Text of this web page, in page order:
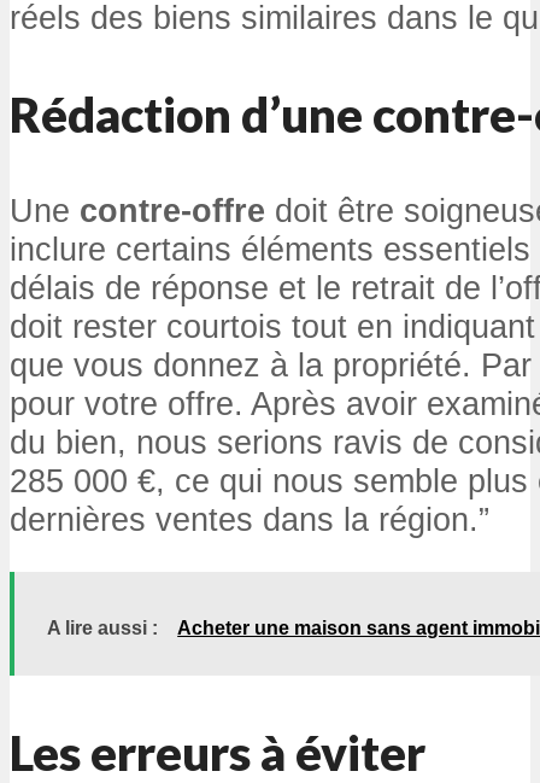
réels des biens similaires dans le
Rédaction d’une
Une contre-offre doit être
inclure certains éléments
délais de réponse et le retrait de
doit rester courtois tout en
que vous donnez à la propriété.
pour votre offre. Après avoir
du bien, nous serions ravis de
285 000 €, ce qui nous semble
dernières ventes dans la région.”
A lire aussi : Acheter une maison sans agent
Les erreurs à éviter